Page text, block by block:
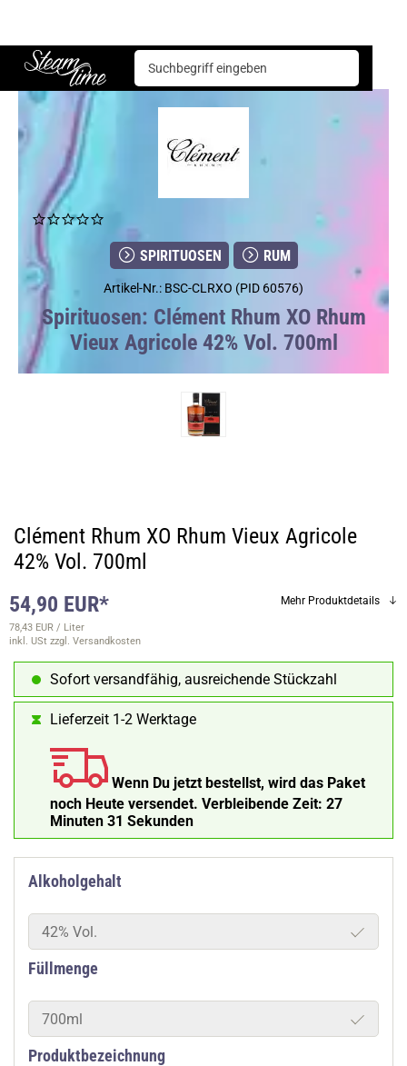
Steam time
Spirituosen Clément Rhum XO Rhum Vieux Agricole 42% Vol. 700ml
SPIRITUOSEN RUM
Artikel-Nr.: BSC-CLRXO (PID 60576)
Spirituosen: Clément Rhum XO Rhum
Vieux Agricole 42% Vol. 700ml
Clément Rhum XO Rhum Vieux Agricole
42% Vol. 700ml
54,90 EUR*
78,43 EUR / Liter
inkl. USt zzgl. Versandkosten
Mehr Produktdetails
Sofort versandfähig, ausreichende Stückzahl
Lieferzeit 1-2 Werktage
Wenn Du jetzt bestellst, wird das Paket
noch Heute versendet. Verbleibende Zeit: 27
Minuten 30 Sekunden
Alkoholgehalt
42% Vol.
Füllmenge
700ml
Produktbezeichnung